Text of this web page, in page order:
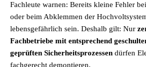
Fachleute warnen: Bereits kleine Fehler
oder beim Abklemmen der
lebensgefährlich sein. Deshalb gilt: Nur
Fachbetriebe mit entsprechend
geprüften Sicherheitsprozessen dürfen
fachgerecht demontieren.